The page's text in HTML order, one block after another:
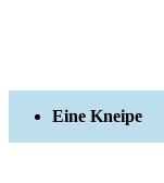
Eine Kneipe